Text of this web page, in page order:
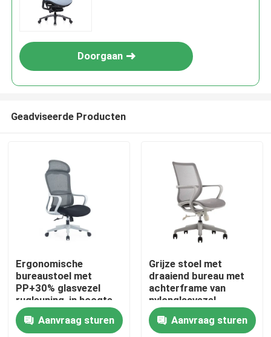
Thuis
Doorgaan
Geadviseerde Producten
Ergonomische
bureaustoel met
PP+30% glasvezel
rugleuning, in hoogte
verstelbaar en met
nylon wielen
Aanvraag sturen
Grijze stoel met
draaiend bureau met
achterframe van
nylonglasvezel,
schuimkussing en
zwarte PU-wielen
Aanvraag sturen